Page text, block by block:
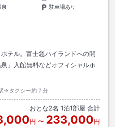
泉
駐車場あり
テル。富士急ハイランドへの開
」入館無料などオフィシャルホ
→タクシー約７分
おとな2名 1泊1部屋 合計
円 〜 233,000円